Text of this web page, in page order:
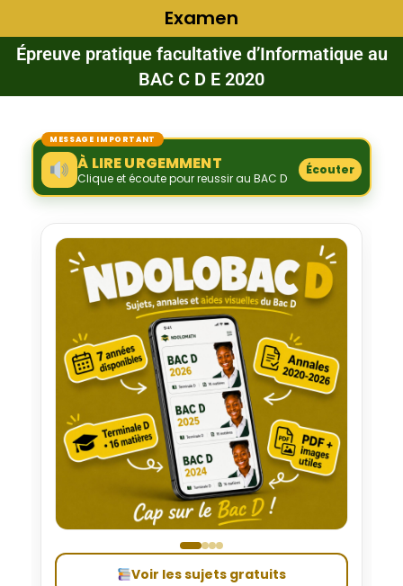
Examen
Épreuve pratique facultative d’Informatique au
BAC C D E 2020
MESSAGE IMPORTANT
À LIRE URGEMMENT
Clique et écoute pour reussir au BAC D
Écouter
Voir les sujets gratuits